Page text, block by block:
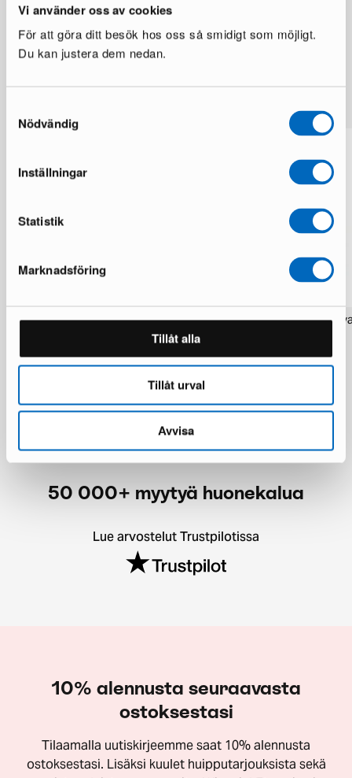
Vi använder oss av cookies
För att göra ditt besök hos oss så smidigt som möjligt.
Du kan justera dem nedan.
Nödvändig
Inställningar
Statistik
Marknadsföring
Tillåt alla
Tillåt urval
Avvisa
Lisää samalta brändiltä
Glenndale kylpyhuonekaappi
124 € 193 €
Cibus ruokapöydän tuoli
109 € 190 €
50 000+ myytyä huonekalua
Lue arvostelut Trustpilotissa
10% alennusta seuraavasta
ostoksestasi
Tilaamalla uutiskirjeemme saat 10% alennusta
ostoksestasi. Lisäksi kuulet huipputarjouksista sekä